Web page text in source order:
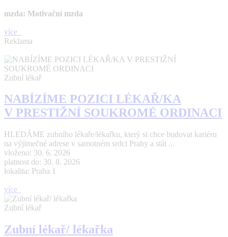
mzda: Motivační mzda
více
Reklama
Zubní lékař
NABÍZÍME POZICI LÉKAŘ/KA
V PRESTIŽNÍ SOUKROMÉ ORDINACI
HLEDÁME zubního lékaře/lékařku, který si chce budovat kariéru
na výjimečné adrese v samotném srdci Prahy a stát ...
vloženo: 30. 6. 2026
platnost do: 30. 8. 2026
lokalita: Praha 1
více
Zubní lékař
Zubní lékař/ lékařka